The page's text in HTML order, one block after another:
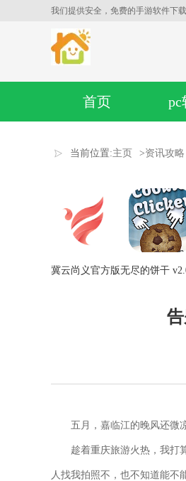
我们提供安全，免费的手游软件下载
首页 pc
当前位置:主页 >资讯攻略
冀云尚义官方版无尽的饼干
五月，嘉临江的晚风还微
趁着重庆旅游火热，我打
人找我拍照不，也不知道能不